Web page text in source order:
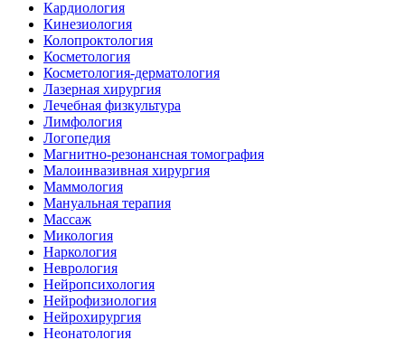
Кардиология
Кинезиология
Колопроктология
Косметология
Косметология-дерматология
Лазерная хирургия
Лечебная физкультура
Лимфология
Логопедия
Магнитно-резонансная томография
Малоинвазивная хирургия
Маммология
Мануальная терапия
Массаж
Микология
Наркология
Неврология
Нейропсихология
Нейрофизиология
Нейрохирургия
Неонатология